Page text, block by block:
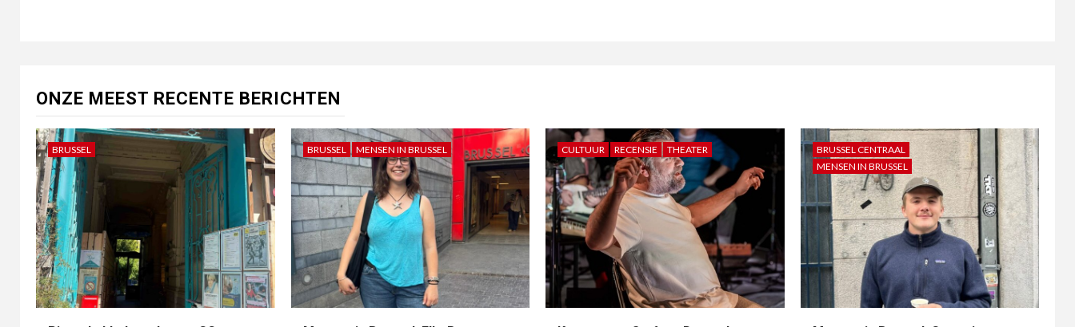
ONZE MEEST RECENTE BERICHTEN
BRUSSEL BRUSSEL MENSEN IN BRUSSEL CULTUUR RECENSIE THEATER
BRUSSEL CENTRAAL
MENSEN IN BRUSSEL